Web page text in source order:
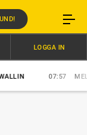
MELLBY
LOGGA IN